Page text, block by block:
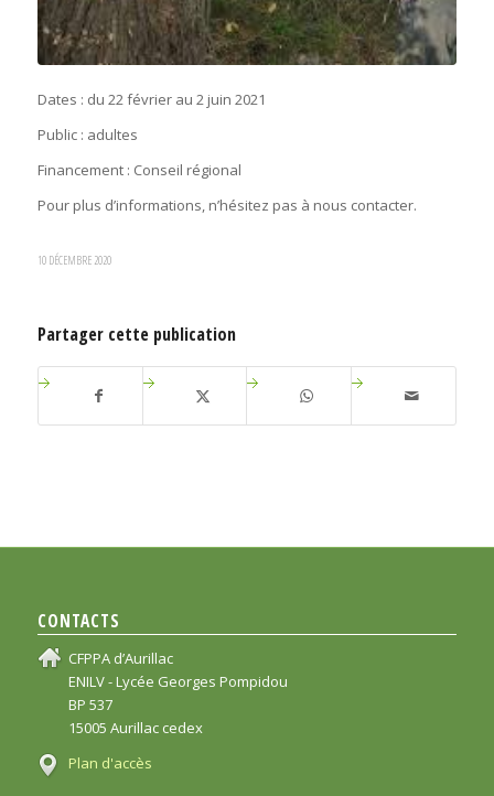
Dates : du 22 février au 2 juin 2021
Public : adultes
Financement : Conseil régional
Pour plus d’informations, n’hésitez pas à nous contacter.
10 DÉCEMBRE 2020
Partager cette publication
CONTACTS
CFPPA d’Aurillac
ENILV - Lycée Georges Pompidou
BP 537
15005 Aurillac cedex
Plan d'accès